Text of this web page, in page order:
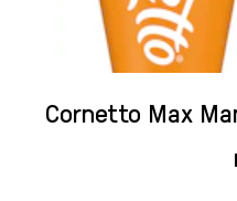
Cornetto Max